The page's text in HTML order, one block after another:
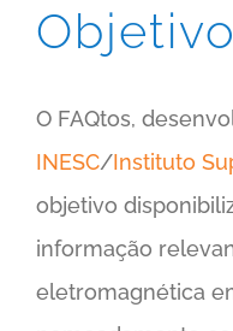
Objetivo
O FAQtos,
INESC/Instituto
objetivo
informação
eletromagnética